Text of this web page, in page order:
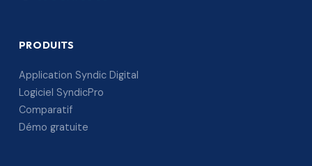
PRODUITS
Application Syndic Digital
Logiciel SyndicPro
Comparatif
Démo gratuite